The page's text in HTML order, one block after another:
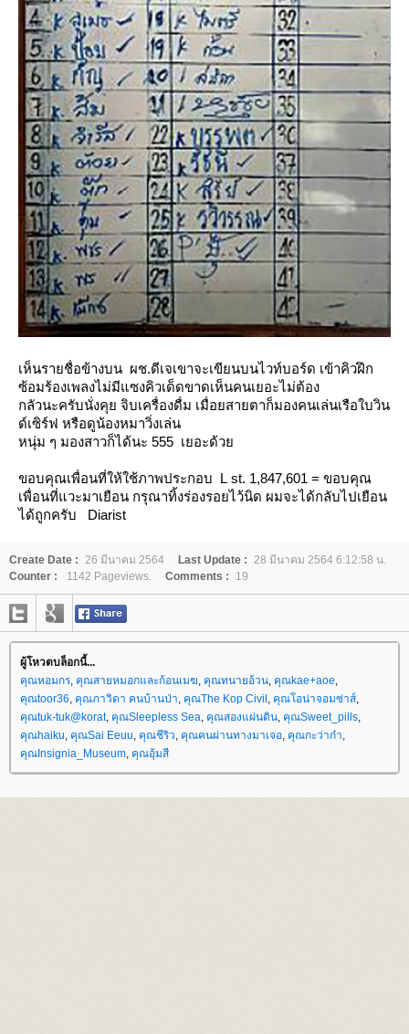
เห็นรายชื่อข้างบน ผช.ดีเจเขาจะเขียนบนไวท์บอร์ด เข้าคิวฝึก
ซ้อมร้องเพลงไม่มีแซงคิวเด็ดขาดเห็นคนเยอะไม่ต้อง
กลัวนะครับนั่งคุย จิบเครื่องดื่ม เมื่อยสายตาก็มองคนเล่นเรือใบวิน
ด์เซิร์ฟ หรือดูน้องหมาวิ่งเล่น
หนุ่ม ๆ มองสาวก็ได้นะ 555 เยอะด้ว
ขอบคุณเพื่อนที่ให้ใช้ภาพประกอบ L st. 1,847,601 = ขอบคุณ
เพื่อนที่แวะมาเยือน กรุณาทิ้งร่องรอยไว้นิด ผมจะได้กลับไปเยือน
ได้ถูกครับ
Diarist
Create Date : 26 มีนาคม 2564 Last Update : 28 มีนาคม 2564 6:12:58 น.
Counter :
1142 Pageviews. Comments : 19
ผู้โหวตบล็อกนี้...
คุณหอมกร, คุณสายหมอกและก้อนเมฆ, คุณทนายอ้วน, คุณkae+aoe,
คุณtoor36, คุณภาวิดา คนบ้านป่า, คุณThe Kop Civil , คุณโอน่าจอมซ่าส์,
คุณtuk-tuk@korat, คุณSleepless Sea, คุณสองแผ่นดิน, คุณSweet_pills,
คุณhaiku, คุณSai Eeuu, คุณชีริว, คุณคนผ่านทางมาเจอ, คุณกะว่าก๋า,
คุณInsignia_Museum, คุณอุ้มสี